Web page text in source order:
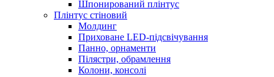
Шпонирований плінтус
Плінтус стіновий
Молдинг
Приховане LED-підсвічування
Панно, орнаменти
Пілястри, обрамлення
Колони, консолі